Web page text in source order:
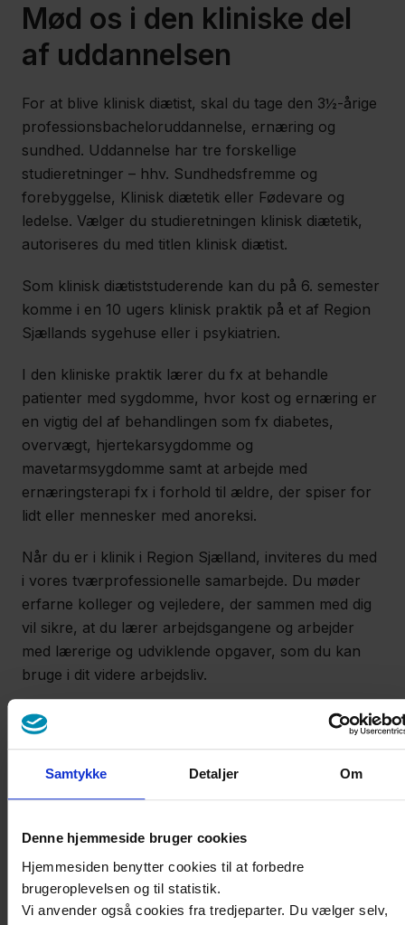
Samtykke Detaljer Om
Denne hjemmeside bruger cookies
Hjemmesiden benytter cookies til at forbedre
brugeroplevelsen og til statistik.
Vi anvender også cookies fra tredjeparter. Du vælger selv,
Fagfolk
Presse
os
Kontakt
Mød os i den kliniske del
af uddannelsen
For at blive klinisk diætist, skal du tage den 3½-årige
professionsbacheloruddannelse, ernæring og
sundhed. Uddannelse har tre forskellige
studieretninger – hhv. Sundhedsfremme og
forebyggelse, Klinisk diætetik eller Fødevare og
ledelse. Vælger du studieretningen klinisk diætetik,
autoriseres du med titlen klinisk diætist.
Som klinisk diætiststuderende kan du på 6. semester
komme i en 10 ugers klinisk praktik på et af Region
Sjællands sygehuse eller i psykiatrien.
I den kliniske praktik lærer du fx at behandle
patienter med sygdomme, hvor kost og ernæring er
en vigtig del af behandlingen som fx diabetes,
overvægt, hjertekarsygdomme og
mavetarmsygdomme samt at arbejde med
ernæringsterapi fx i forhold til ældre, der spiser for
lidt eller mennesker med anoreksi.
Når du er i klinik i Region Sjælland, inviteres du med
i vores tværprofessionelle samarbejde. Du møder
erfarne kolleger og vejledere, der sammen med dig
vil sikre, at du lærer arbejdsgangene og arbejder
med lærerige og udviklende opgaver, som du kan
bruge i dit videre arbejdsliv.
Læs mere om uddannelsen og find det nærmeste
uddannelsessted her: